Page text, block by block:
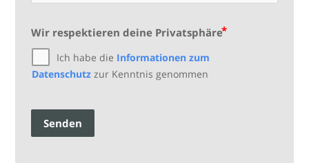
Wir respektieren deine Privatsphäre
Ich habe die Informationen zum
Datenschutzzur Kenntnis genommen
Senden